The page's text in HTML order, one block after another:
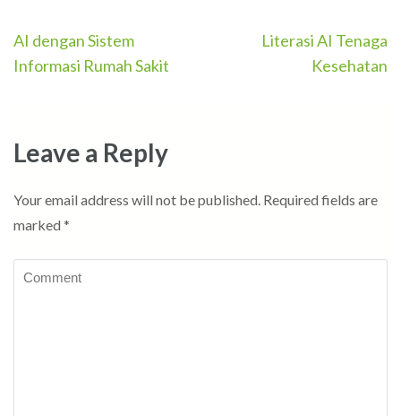
Post
navigation
AI dengan Sistem
Informasi Rumah Sakit
Literasi AI Tenaga
Kesehatan
Leave a Reply
Your email address will not be published. Required fields are
marked *